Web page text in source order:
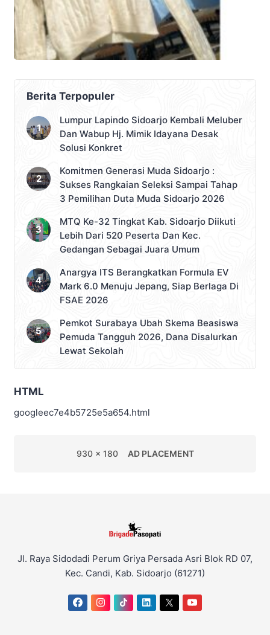
Berita Terpopuler
Lumpur Lapindo Sidoarjo Kembali Meluber
Dan Wabup Hj. Mimik Idayana Desak
Solusi Konkret
Komitmen Generasi Muda Sidoarjo :
Sukses Rangkaian Seleksi Sampai Tahap
3 Pemilihan Duta Muda Sidoarjo 2026
MTQ Ke-32 Tingkat Kab. Sidoarjo Diikuti
Lebih Dari 520 Peserta Dan Kec.
Gedangan Sebagai Juara Umum
Anargya ITS Berangkatkan Formula EV
Mark 6.0 Menuju Jepang, Siap Berlaga Di
FSAE 2026
Pemkot Surabaya Ubah Skema Beasiswa
Pemuda Tangguh 2026, Dana Disalurkan
Lewat Sekolah
HTML
googleec7e4b5725e5a654.html
930 x 180 AD PLACEMENT
Jl. Raya Sidodadi Perum Griya Persada Asri Blok RD 07,
Kec. Candi, Kab. Sidoarjo (61271)